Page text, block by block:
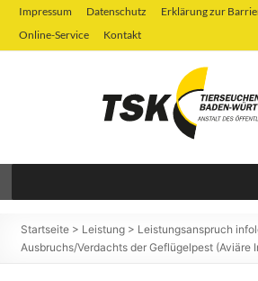
Zum
Inhalt
springen
Impressum Datenschutz Erklärung zur
Online-Service
Kontakt
Tierseuchenkasse
Baden-
Württemberg
Startseite > Leistung > Leistungsanspruch
Ausbruchs/Verdachts der Geflügelpest (Aviäre